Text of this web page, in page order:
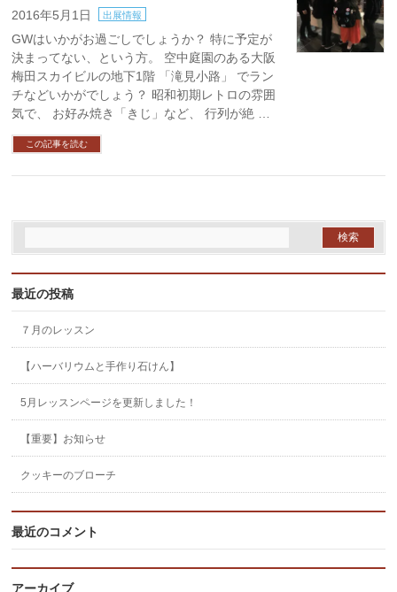
2016年5月1日 出展情報
GWはいかがお過ごしでしょうか？ 特に予定が
決まってない、という方。 空中庭園のある大阪
梅田スカイビルの地下1階 「滝見小路」 でラン
チなどいかがでしょう？ 昭和初期レトロの雰囲
気で、 お好み焼き「きじ」など、 行列が絶 …
この記事を読む
最近の投稿
７月のレッスン
【ハーバリウムと手作り石けん】
5月レッスンページを更新しました！
【重要】お知らせ
クッキーのブローチ
最近のコメント
アーカイブ